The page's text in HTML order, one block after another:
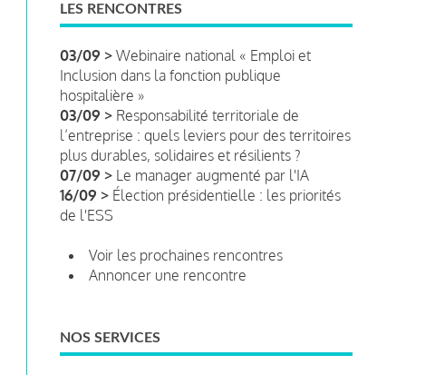
LES RENCONTRES
03/09 > Webinaire national « Emploi et
Inclusion dans la fonction publique
hospitalière »
03/09 > Responsabilité territoriale de
l’entreprise : quels leviers pour des territoires
plus durables, solidaires et résilients ?
07/09 > Le manager augmenté par l'IA
16/09 > Élection présidentielle : les priorités
de l'ESS
Voir les prochaines rencontres
Annoncer une rencontre
NOS SERVICES